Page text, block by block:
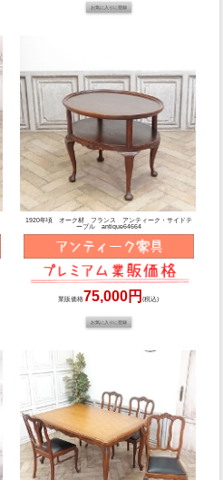
1920年頃 オーク材 フランス アンティーク・サイドテ
ーブル antique64664
業販価格75,000円(税込)